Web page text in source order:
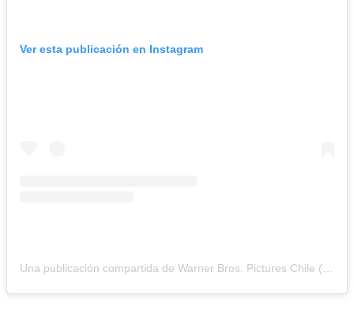
Ver esta publicación en Instagram
Una publicación compartida de Warner Bros. Pictures Chile (@wbpictureschile)